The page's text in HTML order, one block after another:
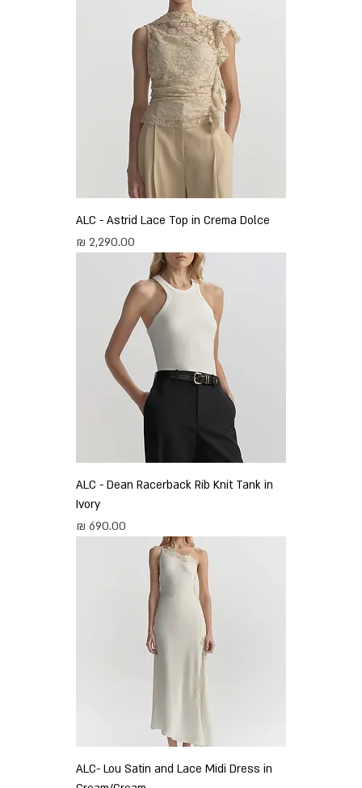
ALC - Astrid Lace Top in Crema Dolce
מחיר
ALC - Dean Racerback Rib Knit Tank in
Ivory
מחיר
ALC- Lou Satin and Lace Midi Dress in